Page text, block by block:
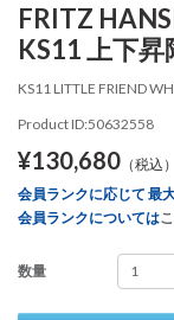
FRITZ
KS11 上下
KS11 LITTLE FRIEND
Product ID:50632558
¥130,680 （税込）
会員ランクに応じて 最
会員ランクについては
数量